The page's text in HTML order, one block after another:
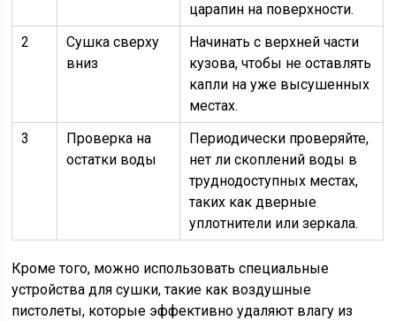
царапин на поверхности.
2
Сушка сверху
вниз
Начинать с верхней части
кузова, чтобы не оставлять
капли на уже высушенных
местах.
3
Проверка на
остатки воды
Периодически проверяйте,
нет ли скоплений воды в
труднодоступных местах,
таких как дверные
уплотнители или зеркала.
Кроме того, можно использовать специальные
устройства для сушки, такие как воздушные
пистолеты, которые эффективно удаляют влагу из